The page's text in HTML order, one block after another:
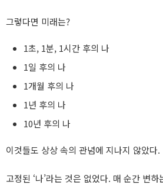
그렇다면 미래는?
1초, 1분, 1시간 후의 나
1일 후의 나
1개월 후의 나
1년 후의 나
10년 후의 나
이것들도 상상 속의 관념에 지나지 않았다.
고정된 ‘나’라는 것은 없었다. 매 순간 변